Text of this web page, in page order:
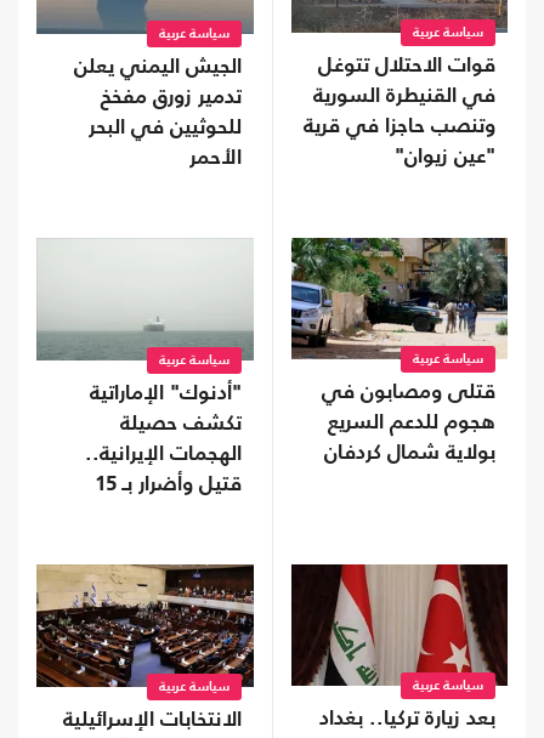
سياسة عربية
قوات الاحتلال تتوغل
في القنيطرة السورية
وتنصب حاجزا في قرية
"عين زيوان"
سياسة عربية
الجيش اليمني يعلن
تدمير زورق مفخخ
للحوثيين في البحر
الأحمر
سياسة عربية
قتلى ومصابون في
هجوم للدعم السريع
بولاية شمال كردفان
سياسة عربية
"أدنوك" الإماراتية
تكشف حصيلة
الهجمات الإيرانية..
قتيل وأضرار بـ 15
سياسة عربية
بعد زيارة تركيا.. بغداد
سياسة عربية
الانتخابات الإسرائيلية